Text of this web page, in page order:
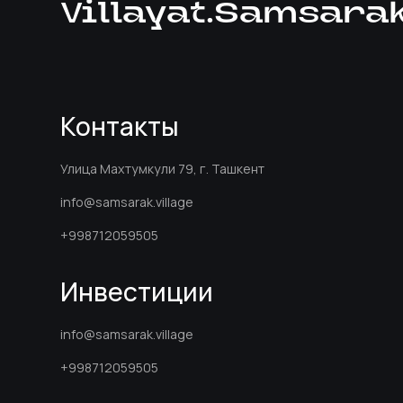
Контакты
Улица Махтумкули 79, г. Ташкент
info@samsarak.village
+998712059505
Инвестиции
info@samsarak.village
+998712059505